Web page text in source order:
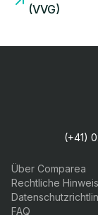
(VVG)
(+41)
Über Comparea
Rechtliche
FAQ